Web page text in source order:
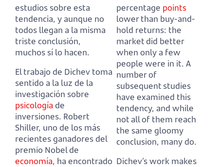
estudios sobre esta
tendencia, y aunque no
todos llegan a la misma
triste conclusión,
muchos sí lo hacen.
El trabajo de Dichev toma
sentido a la luz de la
investigación sobre
psicología de
inversiones. Robert
Shiller, uno de los más
recientes ganadores del
premio Nobel de
economía, ha encontrado
percentage points
lower than buy-and-
hold returns: the
market did better
when only a few
people were in it. A
number of
subsequent studies
have examined this
tendency, and while
not all of them reach
the same gloomy
conclusion, many do.
Dichev’s work makes